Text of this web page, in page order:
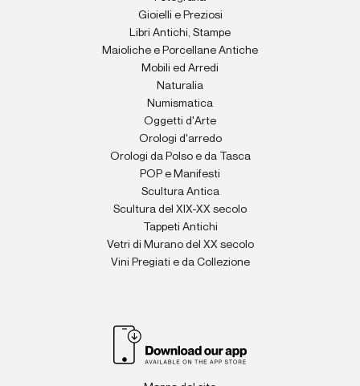
Gioielli e Preziosi
Libri Antichi, Stampe
Maioliche e Porcellane Antiche
Mobili ed Arredi
Naturalia
Numismatica
Oggetti d'Arte
Orologi d'arredo
Orologi da Polso e da Tasca
POP e Manifesti
Scultura Antica
Scultura del XIX-XX secolo
Tappeti Antichi
Vetri di Murano del XX secolo
Vini Pregiati e da Collezione